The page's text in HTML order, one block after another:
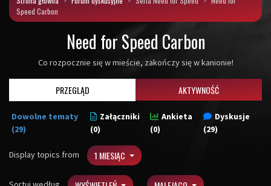
Speed Carbon
Need for Speed Carbon
Co rozpocznie się w mieście, zakończy się w kanionie!
PRZEGLĄD AKTYWNOŚĆ
Dowolne tematy
(29)
Załączniki
(0)
Ankieta
(0)
Dyskusje
(29)
Display topics from 1 MIESIĄC